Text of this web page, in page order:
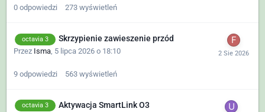
0 odpowiedzi 273 wyświetleń
octavia 3 Skrzypienie zawieszenie przód
Przez Isma 5 lipca 2026 o 18:10
9 odpowiedzi 563 wyświetleń
octavia 3 Aktywacja SmartLink O3